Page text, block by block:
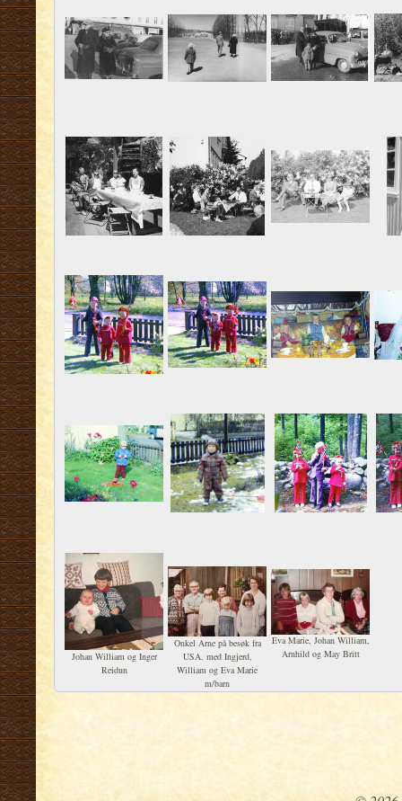
Johan William og Inger
Reidun
Onkel Arne på besøk fra
USA, med Ingjerd,
William og Eva Marie
m/barn
Eva Marie, Johan William,
Arnhild og May Britt